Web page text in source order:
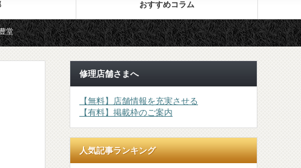
おすすめコラム
堂
修理店舗さまへ
【無料】店舗情報を充実させる
【有料】掲載枠のご案内
人気記事ランキング